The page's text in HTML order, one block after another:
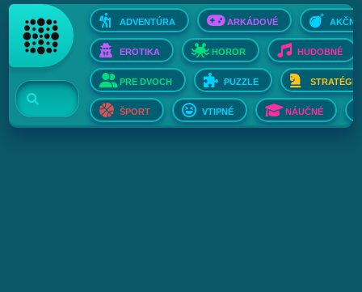
ADVENTÚRA ARKÁDOVÉ AKČNÉ
EROTIKA HOROR HUDOBNÉ
PRE DVOCH PUZZLE STRATÉGIE
ŠPORT VTIPNÉ NÁUČNÉ